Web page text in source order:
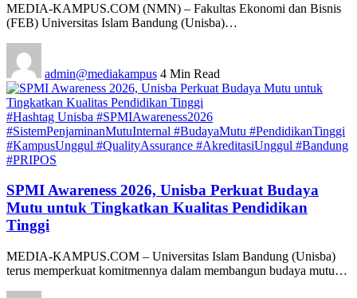
MEDIA-KAMPUS.COM (NMN) – Fakultas Ekonomi dan Bisnis
(FEB) Universitas Islam Bandung (Unisba)…
admin@mediakampus 4 Min Read
#Hashtag Unisba #SPMIAwareness2026
#SistemPenjaminanMutuInternal #BudayaMutu #PendidikanTinggi
#KampusUnggul #QualityAssurance #AkreditasiUnggul #Bandung
#PRIPOS
SPMI Awareness 2026, Unisba Perkuat Budaya
Mutu untuk Tingkatkan Kualitas Pendidikan
Tinggi
MEDIA-KAMPUS.COM – Universitas Islam Bandung (Unisba)
terus memperkuat komitmennya dalam membangun budaya mutu…